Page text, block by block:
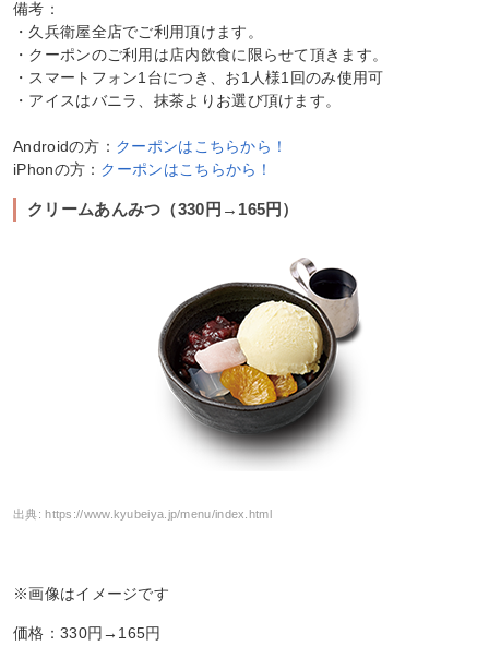
備考：
・久兵衛屋全店でご利用頂けます。
・クーポンのご利用は店内飲食に限らせて頂きます。
・スマートフォン1台につき、お1人様1回のみ使用可
・アイスはバニラ、抹茶よりお選び頂けます。
Androidの方： クーポンはこちらから！
iPhonの方： クーポンはこちらから！
クリームあんみつ（330円→165円）
出典: https://www.kyubeiya.jp/menu/index.html
※画像はイメージです
価格：330円→165円